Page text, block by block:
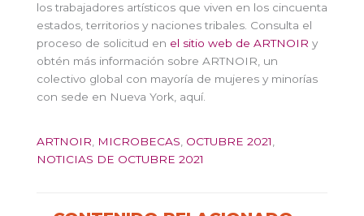
los trabajadores artísticos que viven en los cincuenta
estados, territorios y naciones tribales. Consulta el
proceso de solicitud en el sitio web de ARTNOIR y
obtén más información sobre ARTNOIR, un
colectivo global con mayoría de mujeres y minorías
con sede en Nueva York, aquí.
ARTNOIR MICROBECAS OCTUBRE 2021
NOTICIAS DE OCTUBRE 2021